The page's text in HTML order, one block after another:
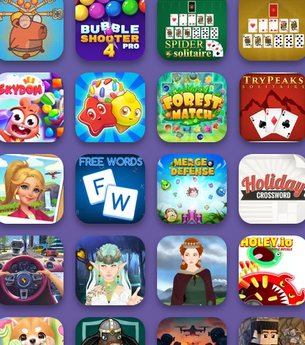
Shopping Street Penguin Diner 2 Fruit Party
My Garden
Journey
Save Baby
Capybaras: Pull
Pin
Bubble Shooter
Pro 4
Spider Solitaire Pyramid Solitaire
Skydom Candy Riddles Forest Match Tripeaks Solitaire
Tropical Merge Free Words Merge Defense
Holiday
Crossword